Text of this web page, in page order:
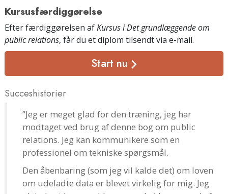
Kursusfærdiggørelse
Efter færdiggørelsen afKursus i Det grundlæggende om
public relations, får du et diplom tilsendtvia e-mail.
Start nu
Succeshistorier
”Jeg er meget glad for den træning, jeg har
modtaget ved brug af denne bog om public
relations. Jeg kan kommunikere som en
professionel om tekniske spørgsmål.
Den åbenbaring (som jeg vil kalde det) om loven
om udeladte data er blevet virkelig for mig. Jeg